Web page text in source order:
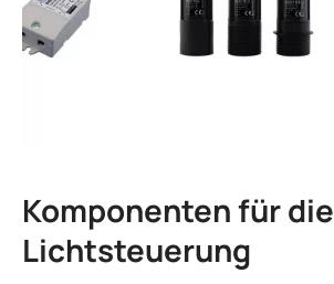
Komponenten für die
Lichtsteuerung